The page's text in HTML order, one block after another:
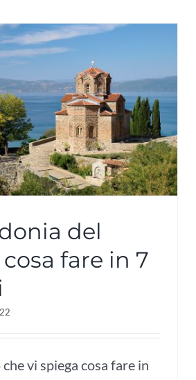
del
fare in 7
che vi spiega cosa fare in